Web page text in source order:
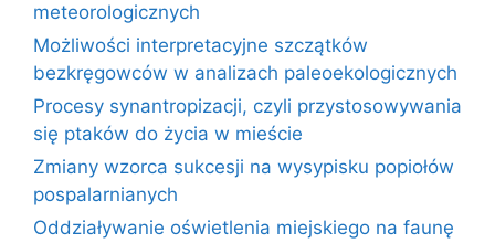
meteorologicznych
Możliwości interpretacyjne szczątków
bezkręgowców w analizach paleoekologicznych
Procesy synantropizacji, czyli przystosowywania
się ptaków do życia w mieście
Zmiany wzorca sukcesji na wysypisku popiołów
pospalarnianych
Oddziaływanie oświetlenia miejskiego na faunę